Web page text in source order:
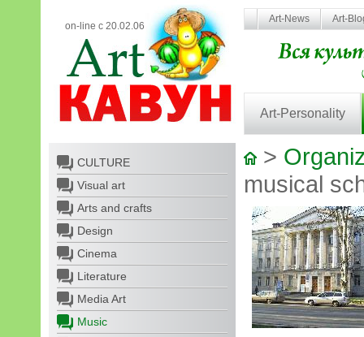
on-line с 20.02.06
Art-News Art-
Art-Personality
CULTURE
Visual art
Arts and crafts
Design
Cinema
Literature
Media Art
Music
>
musical